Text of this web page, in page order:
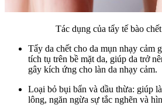
Tác dụng của tẩy tế bào
Tẩy da chết cho da mụn nhạy cảm
tích tụ trên bề mặt da, giúp da trở
gây kích ứng cho làn da nhạy cảm.
Loại bỏ bụi bẩn và dầu thừa: giúp
lông, ngăn ngừa sự tắc nghẽn và